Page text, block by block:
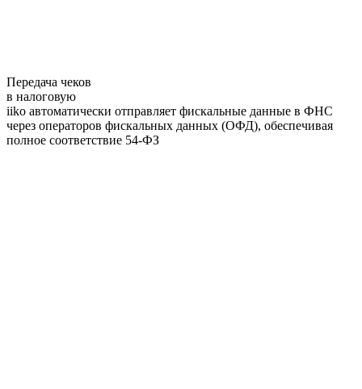
Передача чеков
в налоговую
iiko автоматически отправляет фискальные данные в ФНС
через операторов фискальных данных (ОФД), обеспечивая
полное соответствие 54-ФЗ